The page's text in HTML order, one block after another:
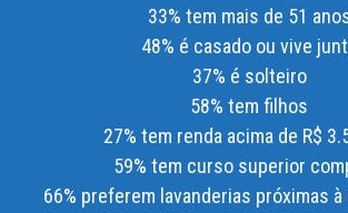
33% tem mais de 51
48% é casado ou vive
37% é solteiro
58% tem filhos
27% tem renda acima de R$
59% tem curso superior
66% preferem lavanderias próximas